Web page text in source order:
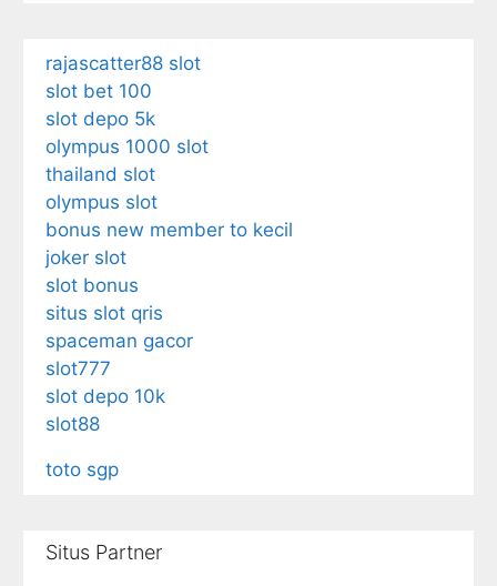
rajascatter88 slot
slot bet 100
slot depo 5k
olympus 1000 slot
thailand slot
olympus slot
bonus new member to kecil
joker slot
slot bonus
situs slot qris
spaceman gacor
slot777
slot depo 10k
slot88
toto sgp
Situs Partner